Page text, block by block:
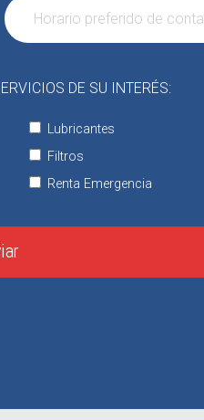
DE SU INTERÉS:
Lubricantes
Filtros
Renta Emergencia